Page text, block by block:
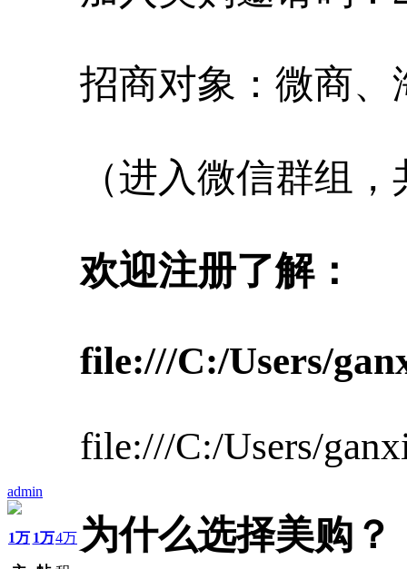
admin
1万 1万4万
招商对象：微商
（进入微信群组
欢迎注册了解：
file:///C:/Users/
file:///C:/Users/
为什么选择美购？